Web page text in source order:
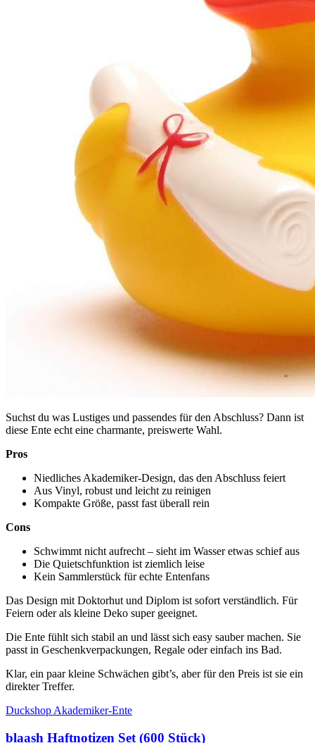
Suchst du was Lustiges und passendes für den Abschluss? Dann ist
diese Ente echt eine charmante, preiswerte Wahl.
Pros
Niedliches Akademiker-Design, das den Abschluss feiert
Aus Vinyl, robust und leicht zu reinigen
Kompakte Größe, passt fast überall rein
Cons
Schwimmt nicht aufrecht – sieht im Wasser etwas schief aus
Die Quietschfunktion ist ziemlich leise
Kein Sammlerstück für echte Entenfans
Das Design mit Doktorhut und Diplom ist sofort verständlich. Für
Feiern oder als kleine Deko super geeignet.
Die Ente fühlt sich stabil an und lässt sich easy sauber machen. Sie
passt in Geschenkverpackungen, Regale oder einfach ins Bad.
Klar, ein paar kleine Schwächen gibt’s, aber für den Preis ist sie ein
direkter Treffer.
Duckshop Akademiker-Ente
blaash Haftnotizen Set (600 Stück)